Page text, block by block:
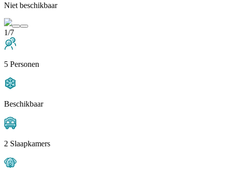
Niet beschikbaar
1/7
5 Personen
Beschikbaar
2 Slaapkamers